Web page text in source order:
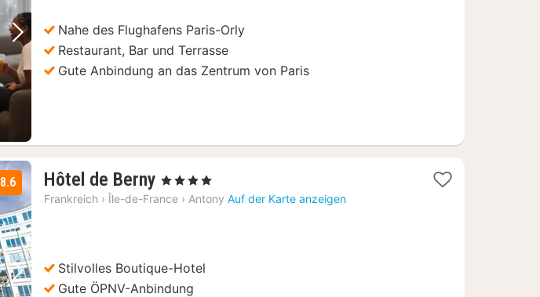
Nächstes Bild
Nahe des Flughafens Paris-Orly
Restaurant, Bar und Terrasse
Gute Anbindung an das Zentrum von Paris
Nächstes Bild
8.6 Hôtel de Berny 2
Nächte
, 4 Sterne
Frankreich › Île-de-France › Antony Auf der Karte anzeigen
Stilvolles Boutique-Hotel
Gute ÖPNV-Anbindung